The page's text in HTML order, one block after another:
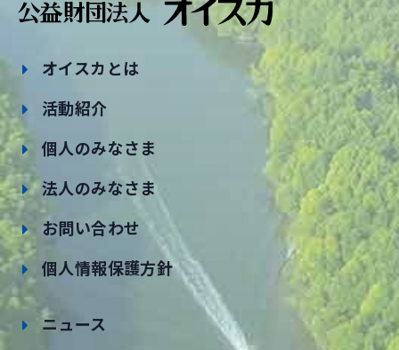
オイスカとは
活動紹介
個人のみなさま
法人のみなさま
お問い合わせ
個人情報保護方針
ニュース